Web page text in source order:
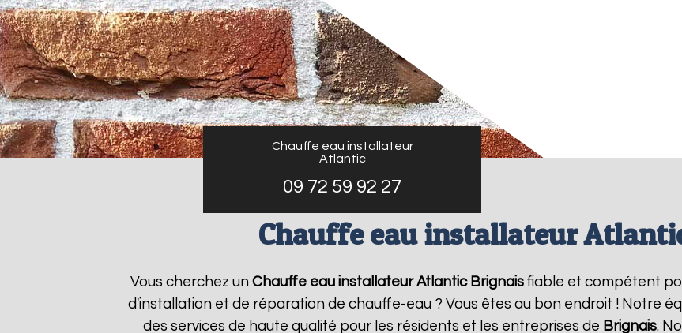
Chauffe eau installateur
Atlantic
09 72 59 92 27
Chauffe eau installateur
Vous cherchez un Chauffe eau installateur Atlantic Brignais fiable et compétent
d'installation et de réparation de chauffe-eau ? Vous êtes au bon endroit ! Notre
des services de haute qualité pour les résidents et les entreprises de Brignais.